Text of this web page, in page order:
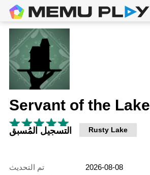
Servant of the Lake
التسجيل المُسبق Rusty Lake
تم التحديث
2026-08-08